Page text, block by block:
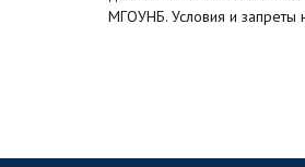
МГОУНБ. Условия и запреты